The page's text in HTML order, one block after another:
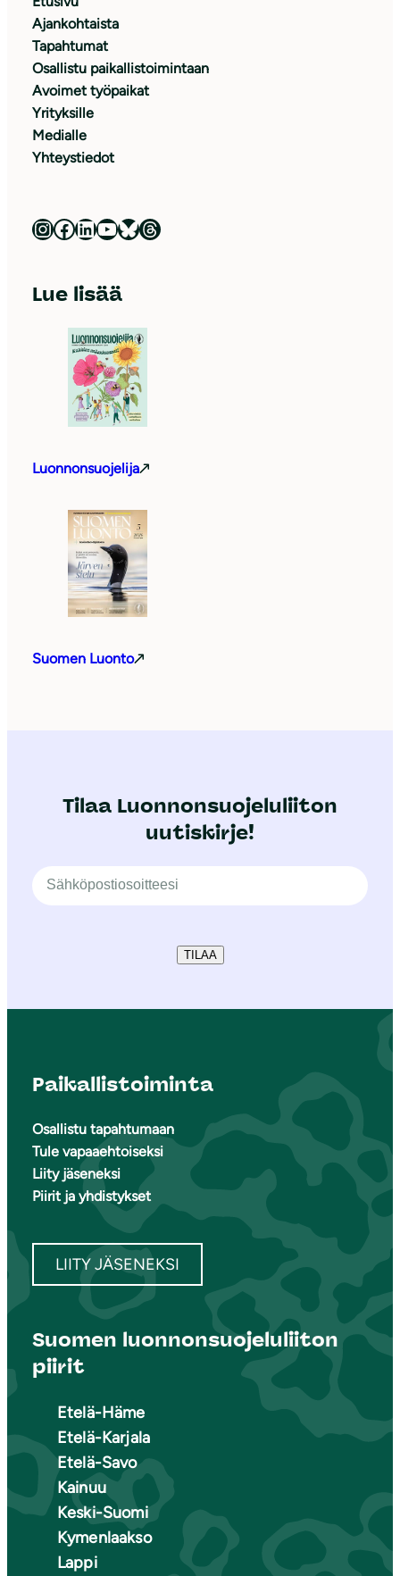
Ajankohtaista
Tapahtumat
Osallistu paikallistoimintaan
Avoimet työpaikat
Yrityksille
Medialle
Yhteystiedot
Luonnonsuojeluliitto Instagramissa Luonnonsuojeluliitto Facebookissa Luonnonsuojeluliitto LinkedInissä Luonnonsuojeluliiton YouTube-kanava Luonnonsuojeluliitto Blueskyssa Luonnonsuojeluliitto Threadsissa
Lue lisää
Luonnonsuojelija
Suomen Luonto
Tilaa Luonnonsuojeluliiton
uutiskirje!
TILAA
Paikallistoiminta
Osallistu tapahtumaan
Tule vapaaehtoiseksi
Liity jäseneksi
Piirit ja yhdistykset
LIITY JÄSENEKSI
Suomen luonnonsuojeluliiton
piirit
Etelä-Häme
Etelä-Karjala
Etelä-Savo
Kainuu
Keski-Suomi
Kymenlaakso
Lappi